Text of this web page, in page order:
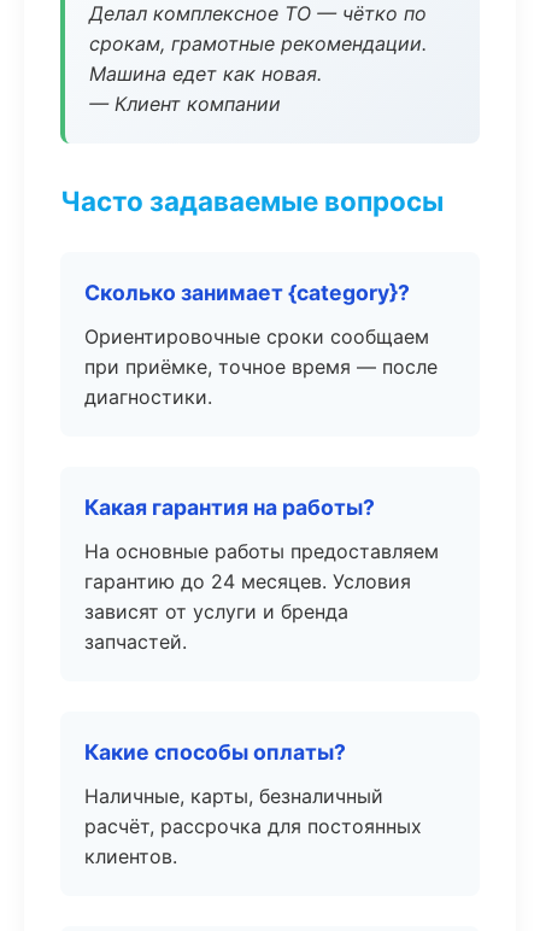
Делал комплексное ТО — чётко по
срокам, грамотные рекомендации.
Машина едет как новая.
— Клиент компании
Часто задаваемые вопросы
Сколько занимает {category}?
Ориентировочные сроки сообщаем
при приёмке, точное время — после
диагностики.
Какая гарантия на работы?
На основные работы предоставляем
гарантию до 24 месяцев. Условия
зависят от услуги и бренда
запчастей.
Какие способы оплаты?
Наличные, карты, безналичный
расчёт, рассрочка для постоянных
клиентов.